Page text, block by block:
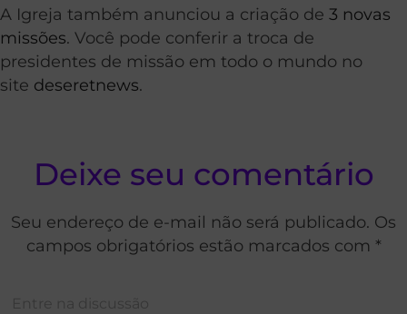
A Igreja também anunciou a criação de 3 novas
missões. Você pode conferir a troca de
presidentes de missão em todo o mundo no
site deseretnews.
Deixe seu comentário
Seu endereço de e-mail não será publicado. Os
campos obrigatórios estão marcados com *